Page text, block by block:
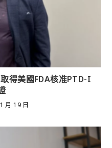
得美國FDA核准PTD-I
月 19 日